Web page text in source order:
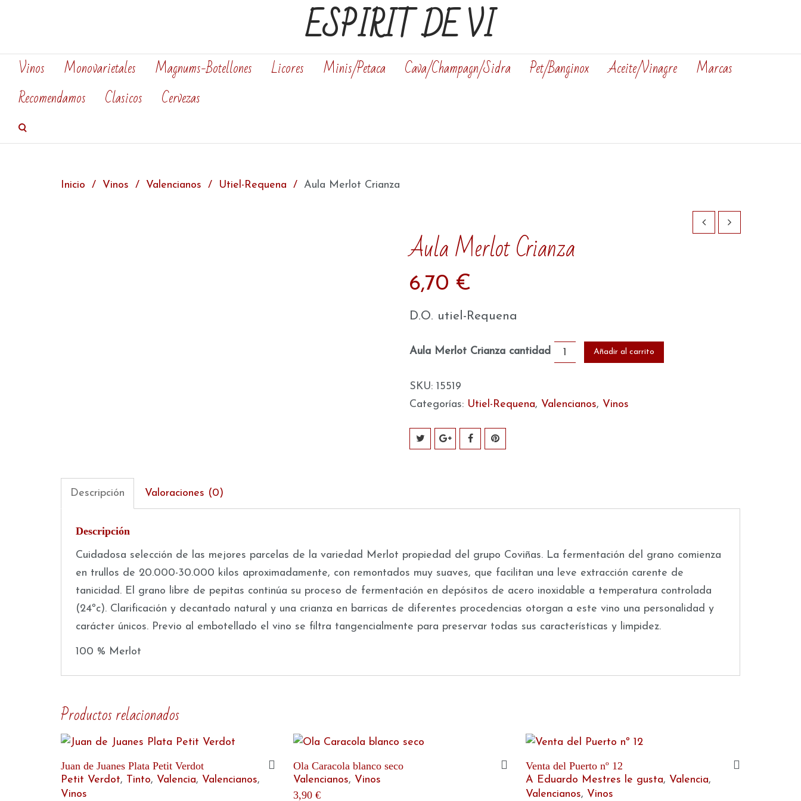
ESPIRIT DE VI
Vinos Monovarietales Magnums-Botellones Licores Minis/Petaca Cava/Champagn/Sidra Pet/Banginox Aceite/Vinagre
Marcas
Recomendamos
Clasicos Cervezas
Inicio Vinos Valencianos Utiel-Requena Aula Merlot Crianza
Aula Merlot Crianza
6,70 €
D.O. utiel-Requena
Aula Merlot Crianza cantidad Añadir al carrito
SKU: 15519
Categorías: Utiel-Requena, Valencianos, Vinos
Descripción Valoraciones (0)
Descripción
Cuidadosa selección de las mejores parcelas de la variedad Merlot propiedad del grupo Coviñas. La fermentación del grano comienza
en trullos de 20.000-30.000 kilos aproximadamente, con remontados muy suaves, que facilitan una leve extracción carente de
tanicidad. El grano libre de pepitas continúa su proceso de fermentación en depósitos de acero inoxidable a temperatura controlada
(24ºc). Clarificación y decantado natural y una crianza en barricas de diferentes procedencias otorgan a este vino una personalidad y
carácter únicos. Previo al embotellado el vino se filtra tangencialmente para preservar todas sus características y limpidez.
100 % Merlot
Productos relacionados
Juan de Juanes Plata Petit Verdot
Petit Verdot, Tinto, Valencia, Valencianos,
Vinos
Ola Caracola blanco seco
Valencianos, Vinos
3,90 €
Venta del Puerto nº 12
A Eduardo Mestres le gusta, Valencia,
Valencianos, Vinos